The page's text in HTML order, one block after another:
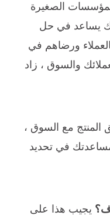
الصغيرة
يساعد في حل
ورضاهم في
والسوق ، زاد
المنتج مع السوق ،
في تحديد
يجيب هذا على